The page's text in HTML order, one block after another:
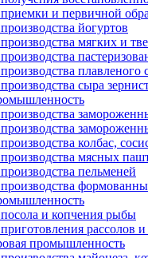
и первичной
йогуртов
мягких и
плавленого
сыра
колбас,
мясных
пельменей
и копчения рыбы
рассолов
промышленность